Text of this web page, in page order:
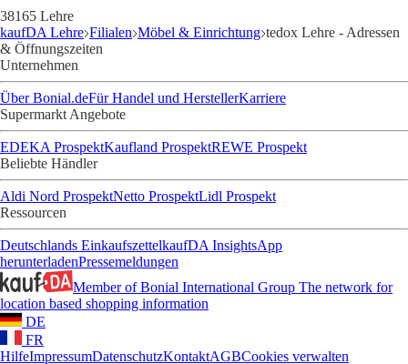
38165 Lehre
kaufDA Lehre Filialen Möbel & Einrichtung tedox Lehre - Adressen
& Öffnungszeiten
Unternehmen
Über Bonial.deFür Handel und HerstellerKarriere
Supermarkt Angebote
EDEKA ProspektKaufland ProspektREWE Prospekt
Beliebte Händler
Aldi Nord ProspektNetto ProspektLidl Prospekt
Ressourcen
Deutschlands EinkaufszettelkaufDA InsightsApp
herunterladenPressemeldungen
Member of Bonial International Group The network for
location based shopping information
DE
FR
HilfeImpressumDatenschutzKontaktAGBCookies verwalten